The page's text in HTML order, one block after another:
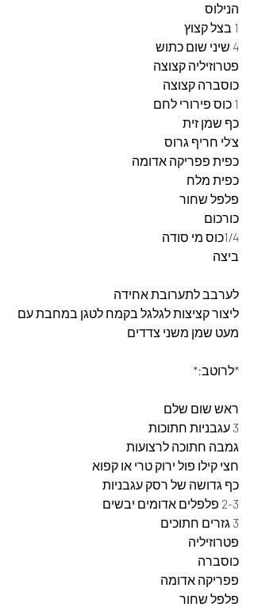
הנילוס
1 בצל קצוץ
4 שיני שום כתוש
פטרוזיליה קצוצה
כוסברה קצוצה
1 כוס פירורי לחם
כף שמן זית
צ'לי חריף גרוס
כפית פפריקה אדומה
כפית מלח
פלפל שחור
כורכום
1/4כוס מי סודה
ביצה
לערבב לתערובת אחידה
ליצור קציצות לגלגל בקמח לטגן במחבת עם
מעט שמן משני צדדים
*לרוטב:*
ראש שום שלם
3 עגבניות חתוכות
גמבה חתוכה לרצועות
חצי קילו פול ירוק טרי או קפוא
כף גדושה של רסק עגבניות
2-3 פלפלים אדומים יבשים
3 גזרים חתוכים
פטרוזיליה
כוסברה
פפריקה אדומה
פלפל שחור